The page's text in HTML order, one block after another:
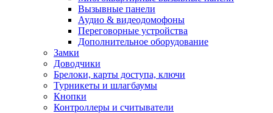
Вызывные панели
Аудио & видеодомофоны
Переговорные устройства
Дополнительное оборудование
Замки
Доводчики
Брелоки, карты доступа, ключи
Турникеты и шлагбаумы
Кнопки
Контроллеры и считыватели